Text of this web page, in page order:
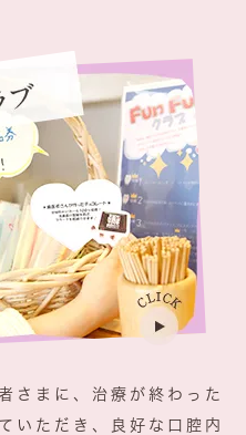
さまに、治療が終わった
いただき、良好な口腔内